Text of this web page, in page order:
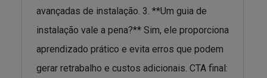
avançadas de instalação. 3. **Um guia de
instalação vale a pena?** Sim, ele proporciona
aprendizado prático e evita erros que podem
gerar retrabalho e custos adicionais. CTA final: